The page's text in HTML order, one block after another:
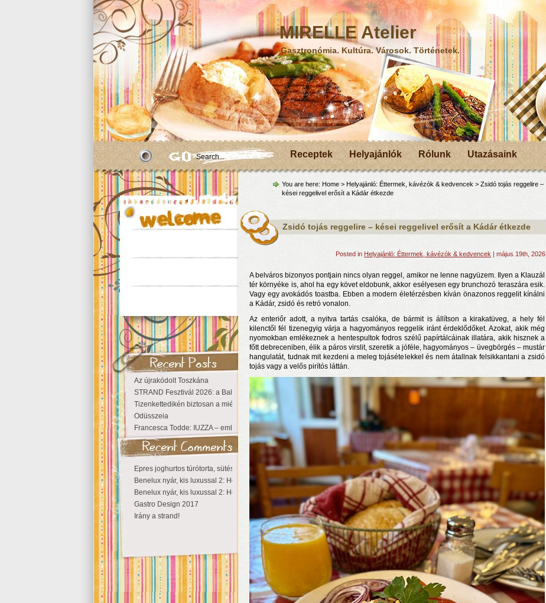
MIRELLE Atelier
Gasztronómia. Kultúra. Városok. Történetek.
Receptek Helyajánlók Rólunk Utazásaink
Az újrakódolt Toszkána
STRAND Fesztivál 2026: a Balaton partján a nyár még tart!
Tizenkettedikén biztosan a miénk a Sziget!
Odüsszeia
Francesca Todde: IUZZA – emlékezet, táj és irodalom találkozása a Mai Manó Házban
Epres joghurtos túrótorta, sütés nélkül
Benelux nyár, kis luxussal 2: Hollandia
Benelux nyár, kis luxussal 2: Hollandia
Gastro Design 2017
Irány a strand!
You are here: Home > Helyajánló: Éttermek, kávézók & kedvencek > Zsidó tojás reggelire –
kései reggelivel erősít a Kádár étkezde
Zsidó tojás reggelire – kései reggelivel erősít a Kádár étkezde
Posted in Helyajánló: Éttermek, kávézók & kedvencek | május 19th, 2026
A belváros bizonyos pontjain nincs olyan reggel, amikor ne lenne nagyüzem. Ilyen a Klauzál
tér környéke is, ahol ha egy követ eldobunk, akkor esélyesen egy brunchozó teraszára esik.
Vagy egy avokádós toastba. Ebben a modern életérzésben kíván önazonos reggelit kínálni
a Kádár, zsidó és retró vonalon.
Az enteriőr adott, a nyitva tartás csalóka, de bármit is állítson a kirakatüveg, a hely fél
kilenctől fél tizenegyig várja a hagyományos reggelik iránt érdeklődőket. Azokat, akik még
nyomokban emlékeznek a hentespultok fodros szélű papírtálcáinak illatára, akik hisznek a
főtt debreceniben, élik a páros virslit, szeretik a jóféle, hagyományos – üvegbörgés – mustár
hangulatát, tudnak mit kezdeni a meleg tojásételekkel és nem átallnak felsikkantani a zsidó
tojás vagy a velős pirítós láttán.